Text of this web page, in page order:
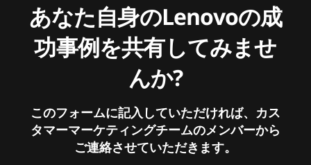
あなた自身のLenovoの成
功事例を共有してみませ
んか?
このフォームに記入していただければ、カス
タマーマーケティングチームのメンバーから
ご連絡させていただきます。